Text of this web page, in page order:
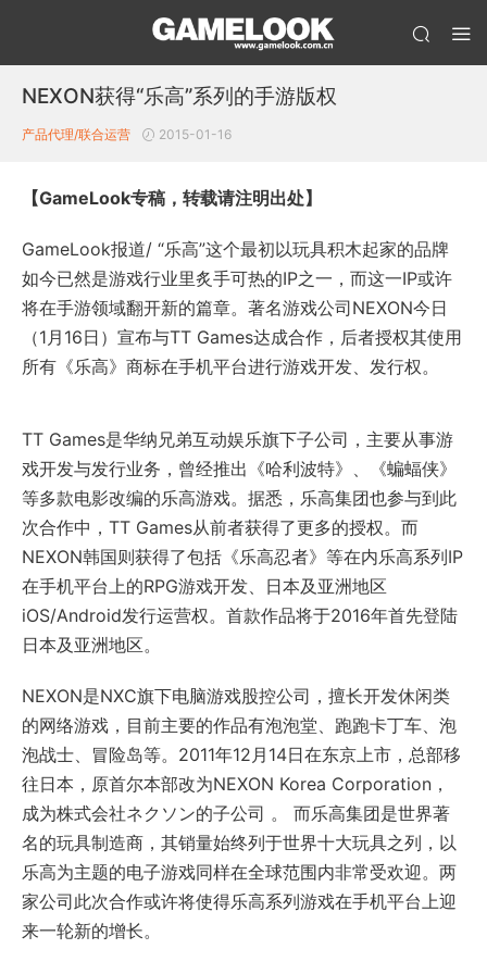
NEXON获得“乐高”系列的手游版权
产品代理/联合运营 2015-01-16
【GameLook专稿，转载请注明出处】
GameLook报道/ “乐高”这个最初以玩具积木起家的品牌
如今已然是游戏行业里炙手可热的IP之一，而这一IP或许
将在手游领域翻开新的篇章。著名游戏公司NEXON今日
（1月16日）宣布与TT Games达成合作，后者授权其使用
所有《乐高》商标在手机平台进行游戏开发、发行权。
TT Games是华纳兄弟互动娱乐旗下子公司，主要从事游
戏开发与发行业务，曾经推出《哈利波特》、《蝙蝠侠》
等多款电影改编的乐高游戏。据悉，乐高集团也参与到此
次合作中，TT Games从前者获得了更多的授权。而
NEXON韩国则获得了包括《乐高忍者》等在内乐高系列IP
在手机平台上的RPG游戏开发、日本及亚洲地区
iOS/Android发行运营权。首款作品将于2016年首先登陆
日本及亚洲地区。
NEXON是NXC旗下电脑游戏股控公司，擅长开发休闲类
的网络游戏，目前主要的作品有泡泡堂、跑跑卡丁车、泡
泡战士、冒险岛等。2011年12月14日在东京上市，总部移
往日本，原首尔本部改为NEXON Korea Corporation，
成为株式会社ネクソン的子公司 。 而乐高集团是世界著
名的玩具制造商，其销量始终列于世界十大玩具之列，以
乐高为主题的电子游戏同样在全球范围内非常受欢迎。两
家公司此次合作或许将使得乐高系列游戏在手机平台上迎
来一轮新的增长。